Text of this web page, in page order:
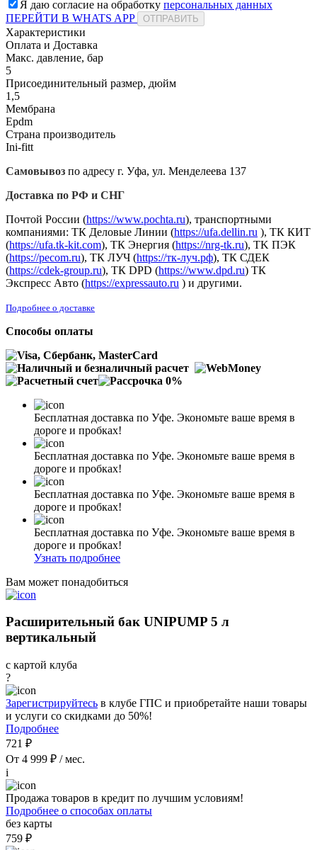
Я даю согласие на обработку персональных данных
ПЕРЕЙТИ В WHATS APP
ОТПРАВИТЬ
Характеристики
Оплата и Доставка
Макс. давление, бар
5
Присоединительный размер, дюйм
1,5
Мембрана
Epdm
Страна производитель
Ini-fitt
Самовывоз по адресу г. Уфа, ул. Менделеева 137
Доставка по РФ и СНГ
Почтой России (https://www.pochta.ru), транспортными
компаниями: ТК Деловые Линии (https://ufa.dellin.ru ), ТК КИТ
(https://ufa.tk-kit.com), ТК Энергия (https://nrg-tk.ru), ТK ПЭК
(https://pecom.ru), ТК ЛУЧ (https://тк-луч.рф), ТК СДЕК
(https://cdek-group.ru), ТК DPD (https://www.dpd.ru) ТК
Экспресс Авто (https://expressauto.ru ) и другими.
Подробнее о доставке
Способы оплаты
Бесплатная доставка по Уфе. Экономьте ваше время в
дороге и пробках!
Бесплатная доставка по Уфе. Экономьте ваше время в
дороге и пробках!
Бесплатная доставка по Уфе. Экономьте ваше время в
дороге и пробках!
Бесплатная доставка по Уфе. Экономьте ваше время в
дороге и пробках!
Узнать подробнее
Вам может понадобиться
Расширительный бак UNIPUMP 5 л
вертикальный
с картой клуба
?
Зарегистрируйтесь в клубе ГПС и приобретайте наши товары
и услуги со скидками до 50%!
Подробнее
721 ₽
От 4 999 ₽ / мес.
i
Продажа товаров в кредит по лучшим условиям!
Подробнее о способах оплаты
без карты
759 ₽